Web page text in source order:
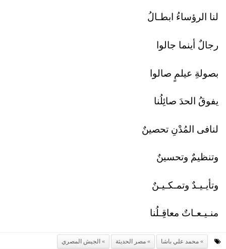
لنا الرؤساءُ ابطـالُ
رجالٌ أينما جالوا
بصولةِ عيلمٍ صالوا
يفوقُ الحدَ صائِلُنا
لنافى المُدْنِ تحصينٌ
وتنظيمٌ وتحسينٌ
وتأيـيـدٌ وتمـكـيـنٌ
منـيـعـاتٌ معاقِـلُنا
محمد علي باشا مصر الحديثة الجيش المصري